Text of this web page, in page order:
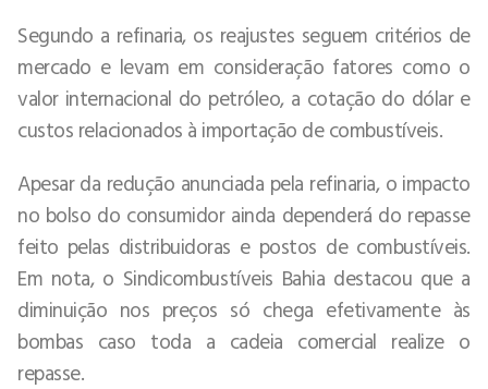
Segundo a refinaria, os reajustes seguem critérios de
mercado e levam em consideração fatores como o
valor internacional do petróleo, a cotação do dólar e
custos relacionados à importação de combustíveis.
Apesar da redução anunciada pela refinaria, o impacto
no bolso do consumidor ainda dependerá do repasse
feito pelas distribuidoras e postos de combustíveis.
Em nota, o Sindicombustíveis Bahia destacou que a
diminuição nos preços só chega efetivamente às
bombas caso toda a cadeia comercial realize o
repasse.